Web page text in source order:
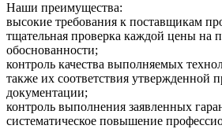
Наши преимущества:
высокие требования к поставщикам
тщательная проверка каждой цены на
обоснованности;
контроль качества выполняемых
также их соответствия утвержденной
документации;
контроль выполнения заявленных
систематическое повышение